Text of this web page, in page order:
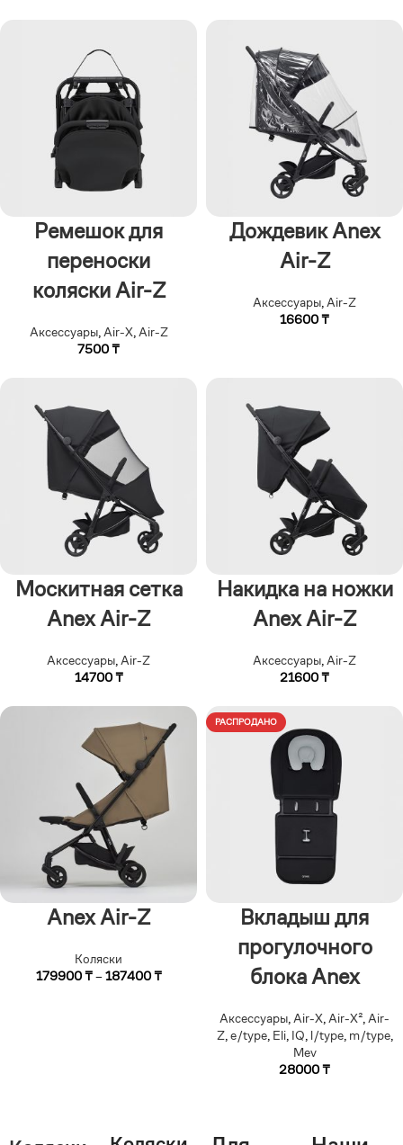
Ремешок для
переноски
коляски Air-Z
Аксессуары,Air-X,Air-Z
7500₸
Дождевик Anex
Air-Z
Аксессуары,Air-Z
16600₸
Москитная сетка
Anex Air-Z
Аксессуары,Air-Z
14700₸
Накидка на ножки
Anex Air-Z
Аксессуары,Air-Z
21600₸
Anex Air-Z
Коляски
179900₸–187400₸
РАСПРОДАНО
Вкладыш для
прогулочного
блока Anex
Аксессуары,Air-X,Air-X²,Air-
Z,e/type, Eli, IQ, l/type, m/type,
Mev
28000₸